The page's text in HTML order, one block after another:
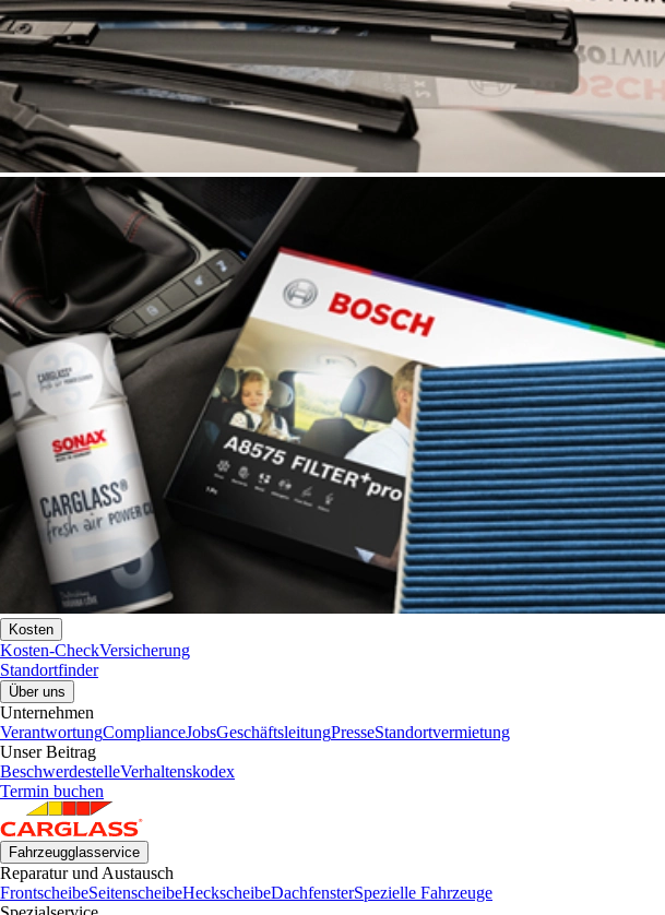
Kosten
Kosten-CheckVersicherung
Standortfinder
Über uns
Unternehmen
VerantwortungComplianceJobsGeschäftsleitungPresseStandortvermietung
Unser Beitrag
BeschwerdestelleVerhaltenskodex
Termin buchen
Fahrzeugglasservice
Reparatur und Austausch
FrontscheibeSeitenscheibeHeckscheibeDachfensterSpezielle Fahrzeuge